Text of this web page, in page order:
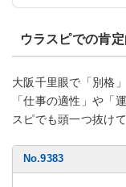
ウラスピでの肯
大阪千里眼で「別格
「仕事の適性」や「
スピでも頭一つ抜けて
No.9383